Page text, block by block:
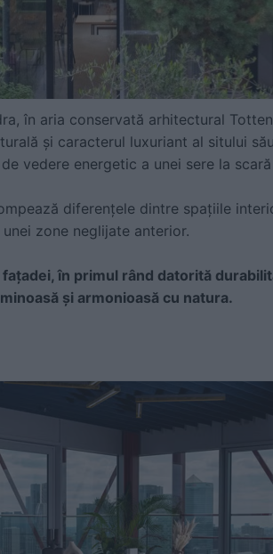
în aria conservată arhitectural
și caracterul luxuriant al sitului
vedere energetic a unei sere la
diferențele dintre spațiile
zone neglijate anterior.
țadei, în primul rând datorită
și armonioasă cu natura.